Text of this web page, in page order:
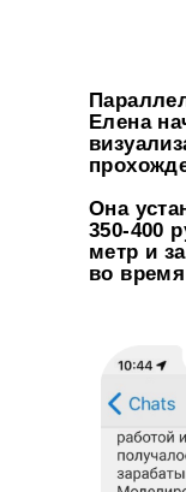
Елена
Она
350-400
метр и
во